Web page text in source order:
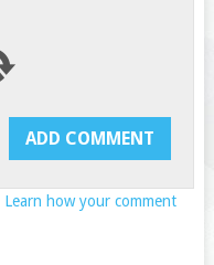
Learn how your comment